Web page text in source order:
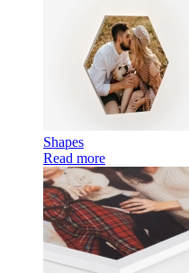
Shapes
Read more